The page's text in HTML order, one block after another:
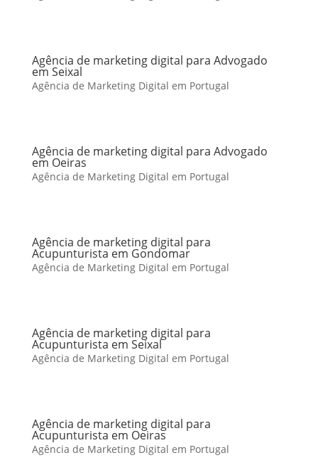
Agência de marketing digital para Advogado
em Seixal
Agência de Marketing Digital em Portugal
Agência de marketing digital para Advogado
em Oeiras
Agência de Marketing Digital em Portugal
Agência de marketing digital para
Acupunturista em Gondomar
Agência de Marketing Digital em Portugal
Agência de marketing digital para
Acupunturista em Seixal
Agência de Marketing Digital em Portugal
Agência de marketing digital para
Acupunturista em Oeiras
Agência de Marketing Digital em Portugal